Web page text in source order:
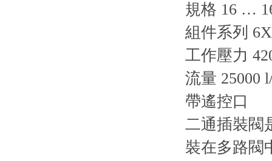
規格 16 …
組件系列
工作壓力
流量 25000
帶遙控口
二通插裝閥
裝在多路閥